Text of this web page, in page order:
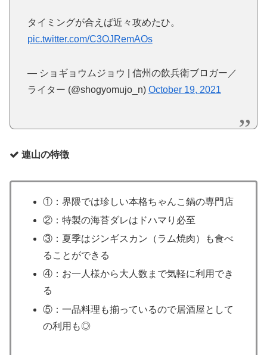
タイミングが合えば近々攻めたひ。
pic.twitter.com/C3OJRemAOs
— ショギョウムジョウ | 信州の飲兵衛ブロガー／
ライター (@shogyomujo_n) October 19, 2021
連山の特徴
①：界隈では珍しい本格ちゃんこ鍋の専門店
②：特製の海苔ダレはドハマり必至
③：夏季はジンギスカン（ラム焼肉）も食べ
ることができる
④：お一人様から大人数まで気軽に利用でき
る
⑤：一品料理も揃っているので居酒屋として
の利用も◎